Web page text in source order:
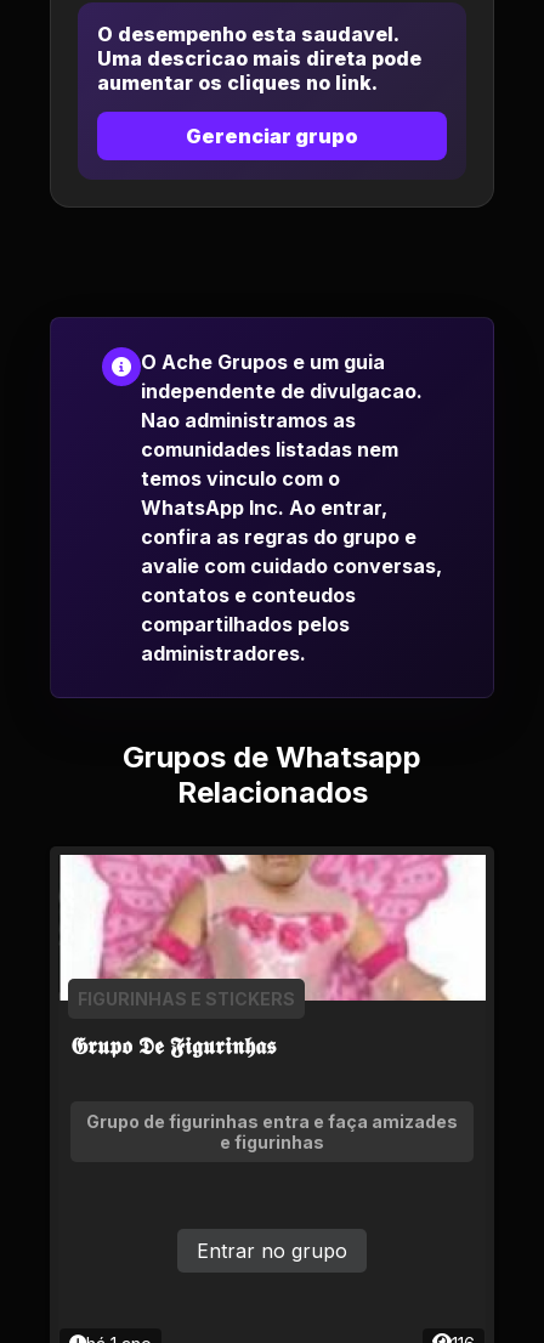
O desempenho esta saudavel.
Uma descricao mais direta pode
aumentar os cliques no link.
Gerenciar grupo
O Ache Grupos e um guia
independente de divulgacao.
Nao administramos as
comunidades listadas nem
temos vinculo com o
WhatsApp Inc. Ao entrar,
confira as regras do grupo e
avalie com cuidado conversas,
contatos e conteudos
compartilhados pelos
administradores.
Grupos de Whatsapp
Relacionados
𝕲𝖗𝖚𝖕𝖔 𝕯𝖊 𝕱𝖎𝖌𝖚𝖗𝖎𝖓𝖍𝖆𝖘
FIGURINHAS E STICKERS
Grupo de figurinhas entra e faça amizades
e figurinhas
Entrar no grupo